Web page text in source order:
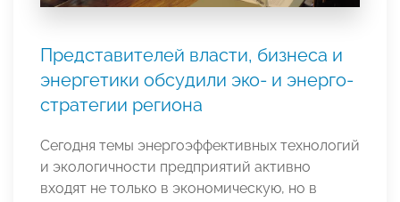
Представителей власти, бизнеса и
энергетики обсудили эко- и энерго-
стратегии региона
Сегодня темы энергоэффективных технологий
и экологичности предприятий активно
входят не только в экономическую, но в